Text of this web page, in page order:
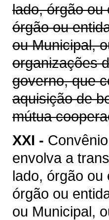
lado, órgão ou
órgão ou
ou Municipal,
organizações
governo, que
aquisição de
mútua
XXI -
envolva a
lado, órgão ou
órgão ou
ou Municipal,